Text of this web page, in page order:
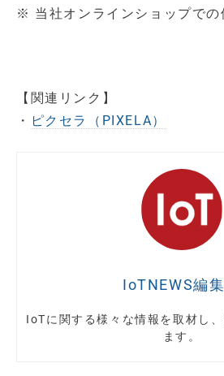
※ 当社オンラインショップでの
【関連リンク】
・ ピクセラ（PIXELA）
IoTNEWS編
IoTに関する様々な情報を取材し
ます。